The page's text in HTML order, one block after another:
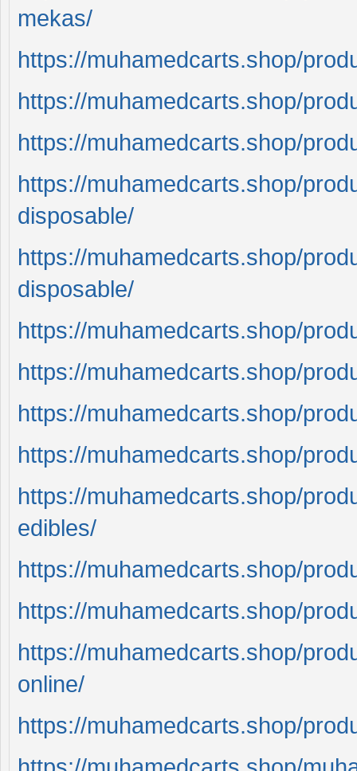
mekas/
https://muhamedcarts.shop/
https://muhamedcarts.shop/
https://muhamedcarts.shop/
https://muhamedcarts.shop/
disposable/
https://muhamedcarts.shop/
disposable/
https://muhamedcarts.shop/
https://muhamedcarts.shop/
https://muhamedcarts.shop/
https://muhamedcarts.shop/
https://muhamedcarts.shop/
edibles/
https://muhamedcarts.shop/
https://muhamedcarts.shop/
https://muhamedcarts.shop/
online/
https://muhamedcarts.shop/